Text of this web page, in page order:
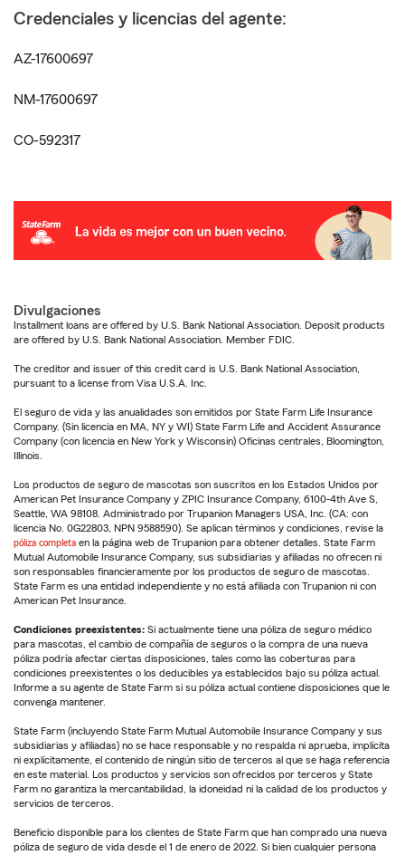
Credenciales y licencias del agente:
AZ-17600697
NM-17600697
CO-592317
Divulgaciones
Installment loans are offered by U.S. Bank National Association. Deposit products
are offered by U.S. Bank National Association. Member FDIC.
The creditor and issuer of this credit card is U.S. Bank National Association,
pursuant to a license from Visa U.S.A. Inc.
El seguro de vida y las anualidades son emitidos por State Farm Life Insurance
Company. (Sin licencia en MA, NY y WI) State Farm Life and Accident Assurance
Company (con licencia en New York y Wisconsin) Oficinas centrales, Bloomington,
Illinois.
Los productos de seguro de mascotas son suscritos en los Estados Unidos por
American Pet Insurance Company y ZPIC Insurance Company, 6100-4th Ave S,
Seattle, WA 98108. Administrado por Trupanion Managers USA, Inc. (CA: con
licencia No. 0G22803, NPN 9588590). Se aplican términos y condiciones, revise la
póliza completa en la página web de Trupanion para obtener detalles. State Farm
Mutual Automobile Insurance Company, sus subsidiarias y afiliadas no ofrecen ni
son responsables financieramente por los productos de seguro de mascotas.
State Farm es una entidad independiente y no está afiliada con Trupanion ni con
American Pet Insurance.
Condiciones preexistentes: Si actualmente tiene una póliza de seguro médico
para mascotas, el cambio de compañía de seguros o la compra de una nueva
póliza podría afectar ciertas disposiciones, tales como las coberturas para
condiciones preexistentes o los deducibles ya establecidos bajo su póliza actual.
Informe a su agente de State Farm si su póliza actual contiene disposiciones que le
convenga mantener.
State Farm (incluyendo State Farm Mutual Automobile Insurance Company y sus
subsidiarias y afiliadas) no se hace responsable y no respalda ni aprueba, implícita
ni explícitamente, el contenido de ningún sitio de terceros al que se haga referencia
en este material. Los productos y servicios son ofrecidos por terceros y State
Farm no garantiza la mercantabilidad, la idoneidad ni la calidad de los productos y
servicios de terceros.
Beneficio disponible para los clientes de State Farm que han comprado una nueva
póliza de seguro de vida desde el 1 de enero de 2022. Si bien cualquier persona